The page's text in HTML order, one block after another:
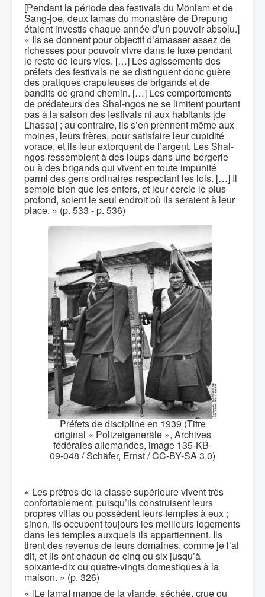
[Pendant la période des festivals du Mönlam et de
Sang-joe, deux lamas du monastère de Drepung
étaient investis chaque année d’un pouvoir absolu.]
« Ils se donnent pour objectif d’amasser assez de
richesses pour pouvoir vivre dans le luxe pendant
le reste de leurs vies. […] Les agissements des
préfets des festivals ne se distinguent donc guère
des pratiques crapuleuses de brigands et de
bandits de grand chemin. […] Les comportements
de prédateurs des Shal-ngos ne se limitent pourtant
pas à la saison des festivals ni aux habitants [de
Lhassa] ; au contraire, ils s’en prennent même aux
moines, leurs frères, pour satisfaire leur cupidité
vorace, et ils leur extorquent de l’argent. Les Shal-
ngos ressemblent à des loups dans une bergerie
ou à des brigands qui vivent en toute impunité
parmi des gens ordinaires respectant les lois. […] Il
semble bien que les enfers, et leur cercle le plus
profond, soient le seul endroit où ils seraient à leur
place. » (p. 533 - p. 536)
Préfets de discipline en 1939 (Titre
original « Polizeigeneräle », Archives
fédérales allemandes, image 135-KB-
09-048 / Schäfer, Ernst / CC-BY-SA 3.0)
« Les prêtres de la classe supérieure vivent très
confortablement, puisqu’ils construisent leurs
propres villas ou possèdent leurs temples à eux ;
sinon, ils occupent toujours les meilleurs logements
dans les temples auxquels ils appartiennent. Ils
tirent des revenus de leurs domaines, comme je l’ai
dit, et ils ont chacun de cinq ou six jusqu’à
soixante-dix ou quatre-vingts domestiques à la
maison. » (p. 326)
« [Le lama] mange de la viande, séchée, crue ou